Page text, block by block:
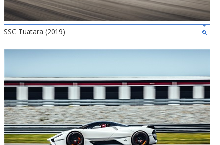
SSC Tuatara (2019)